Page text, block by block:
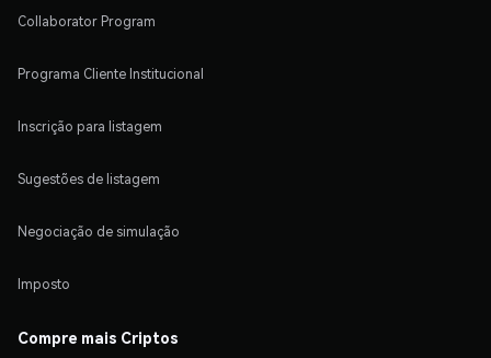
Collaborator Program
Programa Cliente Institucional
Inscrição para listagem
Sugestões de listagem
Negociação de simulação
Imposto
Compre mais Criptos